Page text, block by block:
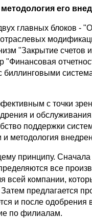
его
главных блоков -
"Закрытие счетов и
с точки
и
поддержки
методология
принципу. Сначала
все
компании,
предлагается
и после одобрения
по филиалам.